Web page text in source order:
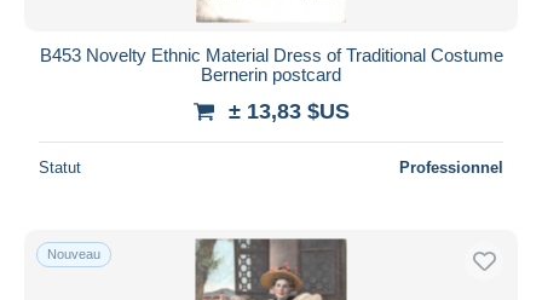
B453 Novelty Ethnic Material Dress of Traditional Costume
Bernerin postcard
± 13,83 $US
Statut Professionnel
Nouveau